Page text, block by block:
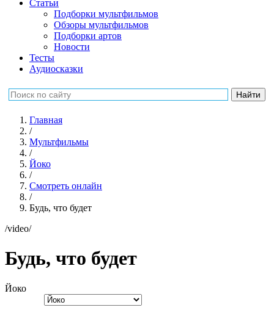
Статьи
Подборки мультфильмов
Обзоры мультфильмов
Подборки артов
Новости
Тесты
Аудиосказки
Главная
/
Мультфильмы
/
Йоко
/
Смотреть онлайн
/
Будь, что будет
/video/
Будь, что будет
Йоко